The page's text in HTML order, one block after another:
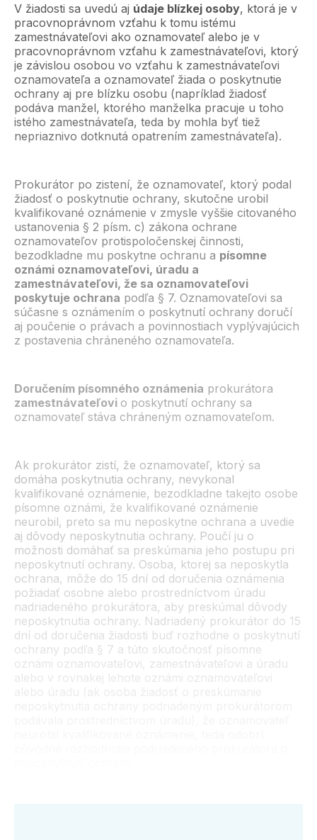
V žiadosti sa uvedú aj údaje blízkej osoby, ktorá je v
pracovnoprávnom vzťahu k tomu istému
zamestnávateľovi ako oznamovateľ alebo je v
pracovnoprávnom vzťahu k zamestnávateľovi, ktorý
je závislou osobou vo vzťahu k zamestnávateľovi
oznamovateľa a oznamovateľ žiada o poskytnutie
ochrany aj pre blízku osobu (napríklad žiadosť
podáva manžel, ktorého manželka pracuje u toho
istého zamestnávateľa, teda by mohla byť tiež
nepriaznivo dotknutá opatrením zamestnávateľa).
Prokurátor po zistení, že oznamovateľ, ktorý podal
žiadosť o poskytnutie ochrany, skutočne urobil
kvalifikované oznámenie v zmysle vyššie citovaného
ustanovenia § 2 písm. c) zákona ochrane
oznamovateľov protispoločenskej činnosti,
bezodkladne mu poskytne ochranu a písomne
oznámi oznamovateľovi, úradu a
zamestnávateľovi, že sa oznamovateľovi
poskytuje ochrana podľa § 7. Oznamovateľovi sa
súčasne s oznámením o poskytnutí ochrany doručí
aj poučenie o právach a povinnostiach vyplývajúcich
z postavenia chráneného oznamovateľa.
Doručením písomného oznámenia prokurátora
zamestnávateľovi o poskytnutí ochrany sa
oznamovateľ stáva chráneným oznamovateľom.
Ak prokurátor zistí, že oznamovateľ, ktorý sa
domáha poskytnutia ochrany, nevykonal
kvalifikované oznámenie, bezodkladne takejto osobe
písomne oznámi, že kvalifikované oznámenie
neurobil, preto sa mu neposkytne ochrana a uvedie
aj dôvody neposkytnutia ochrany. Poučí ju o
možnosti domáhať sa preskúmania jeho postupu pri
neposkytnutí ochrany. Osoba, ktorej sa neposkytla
ochrana, môže do 15 dní od doručenia oznámenia
požiadať osobne alebo prostredníctvom úradu
nadriadeného prokurátora, aby preskúmal dôvody
neposkytnutia ochrany. Nadriadený prokurátor do 15
dní od doručenia žiadosti buď rozhodne o poskytnutí
ochrany podľa § 7 a túto skutočnosť písomne
oznámi oznamovateľovi, zamestnávateľovi a úradu